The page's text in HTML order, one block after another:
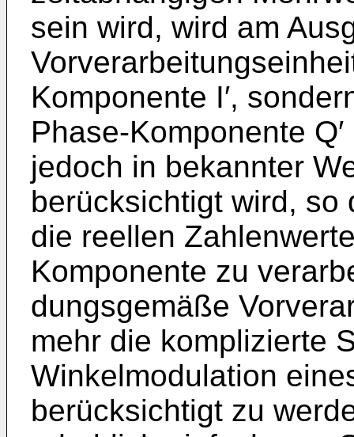
sein wird, wird am
Komponente I′,
Phase-­Komponente
jedoch in bekannter
berücksichtigt wird, so
die reellen
Komponente zu
dungsgemäße
mehr die komplizierte
Winkelmodulation
berücksichtigt zu